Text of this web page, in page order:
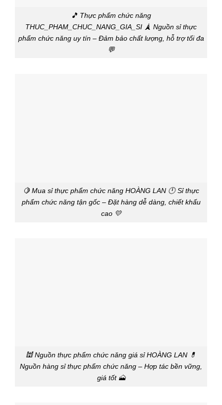
🎵 Thực phẩm chức năng
THUC_PHAM_CHUC_NANG_GIA_SI 🗼 Nguồn sỉ thực
phẩm chức năng uy tín – Đảm bảo chất lượng, hỗ trợ tối đa
💬
🍋 Mua sỉ thực phẩm chức năng HOÀNG LAN 🕛 Sỉ thực
phẩm chức năng tận gốc – Đặt hàng dễ dàng, chiết khấu
cao 💛
🕍 Nguồn thực phẩm chức năng giá sỉ HOÀNG LAN 💊
Nguồn hàng sỉ thực phẩm chức năng – Hợp tác bền vững,
giá tốt 🗻